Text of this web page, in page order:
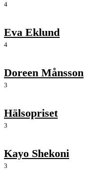
4
Eva Eklund
4
Doreen Månsson
3
Hälsopriset
3
Kayo Shekoni
3